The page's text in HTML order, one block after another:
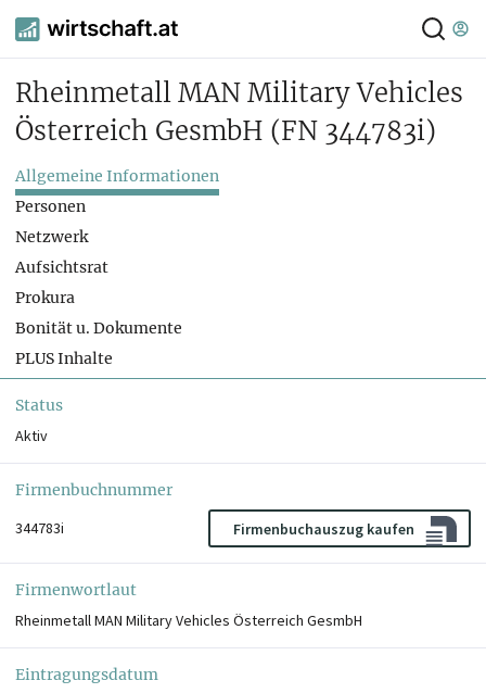
Rheinmetall MAN Military Vehicles
Österreich GesmbH (FN 344783i)
Allgemeine Informationen
Personen
Netzwerk
Aufsichtsrat
Prokura
Bonität u. Dokumente
PLUS Inhalte
Status
Aktiv
Firmenbuchnummer
344783i
Firmenbuchauszug kaufen
Firmenwortlaut
Rheinmetall MAN Military Vehicles Österreich GesmbH
Eintragungsdatum